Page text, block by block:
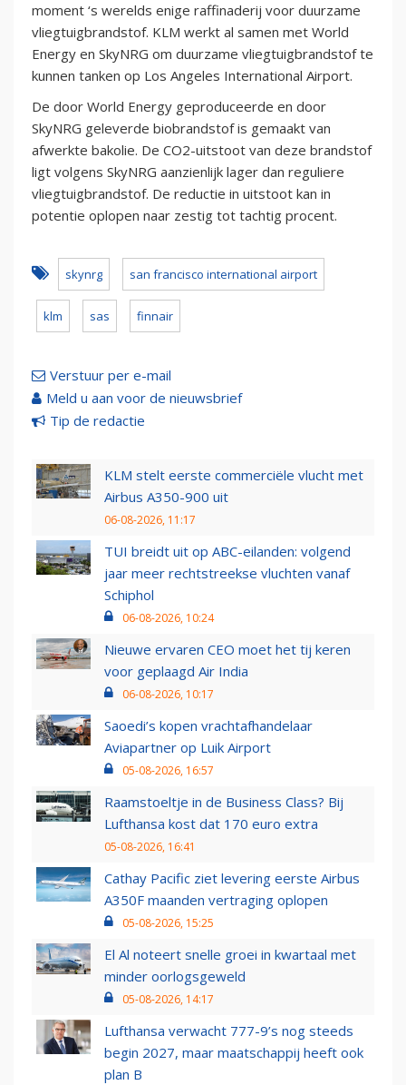
moment ‘s werelds enige raffinaderij voor duurzame
vliegtuigbrandstof. KLM werkt al samen met World
Energy en SkyNRG om duurzame vliegtuigbrandstof te
kunnen tanken op Los Angeles International Airport.
De door World Energy geproduceerde en door
SkyNRG geleverde biobrandstof is gemaakt van
afwerkte bakolie. De CO2-uitstoot van deze brandstof
ligt volgens SkyNRG aanzienlijk lager dan reguliere
vliegtuigbrandstof. De reductie in uitstoot kan in
potentie oplopen naar zestig tot tachtig procent.
skynrg san francisco international airport
klm sas finnair
Verstuur per e-mail
Meld u aan voor de nieuwsbrief
Tip de redactie
KLM stelt eerste commerciële vlucht met
Airbus A350-900 uit
06-08-2026, 11:17
TUI breidt uit op ABC-eilanden: volgend
jaar meer rechtstreekse vluchten vanaf
Schiphol
06-08-2026, 10:24
Nieuwe ervaren CEO moet het tij keren
voor geplaagd Air India
06-08-2026, 10:17
Saoedi’s kopen vrachtafhandelaar
Aviapartner op Luik Airport
05-08-2026, 16:57
Raamstoeltje in de Business Class? Bij
Lufthansa kost dat 170 euro extra
05-08-2026, 16:41
Cathay Pacific ziet levering eerste Airbus
A350F maanden vertraging oplopen
05-08-2026, 15:25
El Al noteert snelle groei in kwartaal met
minder oorlogsgeweld
05-08-2026, 14:17
Lufthansa verwacht 777-9’s nog steeds
begin 2027, maar maatschappij heeft ook
plan B